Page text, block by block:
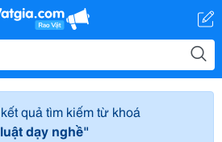
quả tìm kiếm từ khoá
dạy nghề"